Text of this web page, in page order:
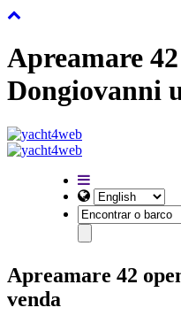
Apreamare
Dongiovanni
Apreamare 42
venda